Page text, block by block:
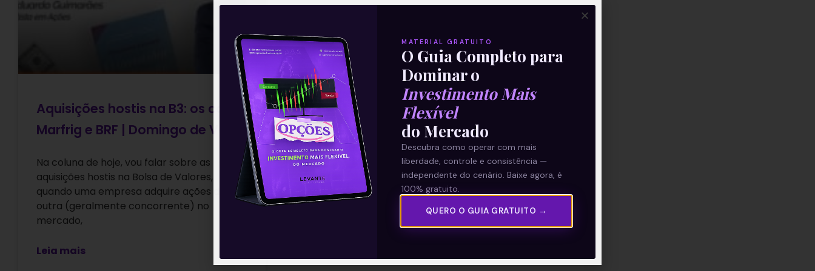
Aquisições hostis na B3: os casos
Marfrig e BRF | Domingo de Valor
Na coluna de hoje, vou falar sobre as
aquisições hostis na Bolsa de Valores,
quando uma empresa adquire ações de
outra (geralmente concorrente) no
mercado,
Leia mais
MATERIAL GRATUITO
O Guia Completo para
Dominar o
Investimento Mais
Flexível
do Mercado
Descubra como operar com mais
liberdade, controle e consistência —
independente do cenário. Baixe agora, é
100% gratuito.
QUERO O GUIA GRATUITO →